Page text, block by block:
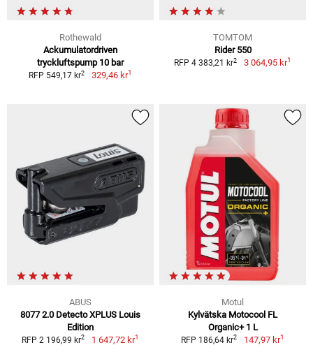
Rothewald
Ackumulatordriven
tryckluftspump 10 bar
RFP 549,17 kr2 329,46 kr1
TOMTOM
Rider 550
RFP 4 383,21 kr2 3 064,95 kr1
ABUS
8077 2.0 Detecto XPLUS Louis
Edition
RFP 2 196,99 kr2 1 647,72 kr1
Motul
Kylvätska Motocool FL
Organic+ 1 L
RFP 186,64 kr2 147,97 kr1